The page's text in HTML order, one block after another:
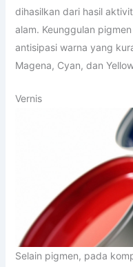
dihasilkan dari hasil
alam. Keunggulan pigmen
antisipasi warna yang
Magena, Cyan, dan
Vernis
Selain pigmen, pada